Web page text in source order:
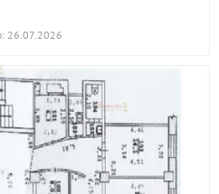
26.07.2026